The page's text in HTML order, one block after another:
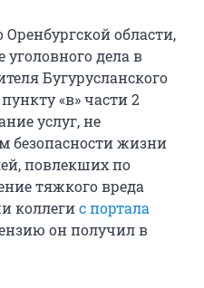
области,
уголовного дела в
Бугурусланского
«в» части 2
услуг, не
безопасности жизни
повлекших по
тяжкого вреда
коллегис портала
он получил в